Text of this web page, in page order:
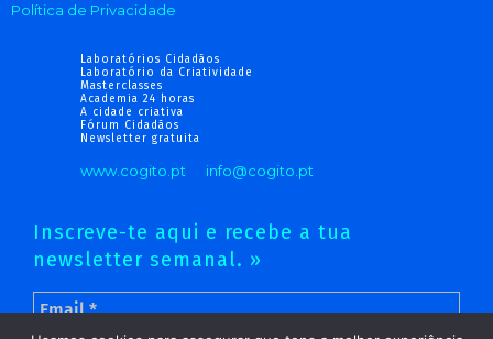
Política de Privacidade
Laboratórios Cidadãos
Laboratório da Criatividade
Masterclasses
Academia 24 horas
A cidade criativa
Fórum Cidadãos
Newsletter gratuita
www.cogito.pt info@cogito.pt
Inscreve-te aqui e recebe a tua
newsletter semanal. »